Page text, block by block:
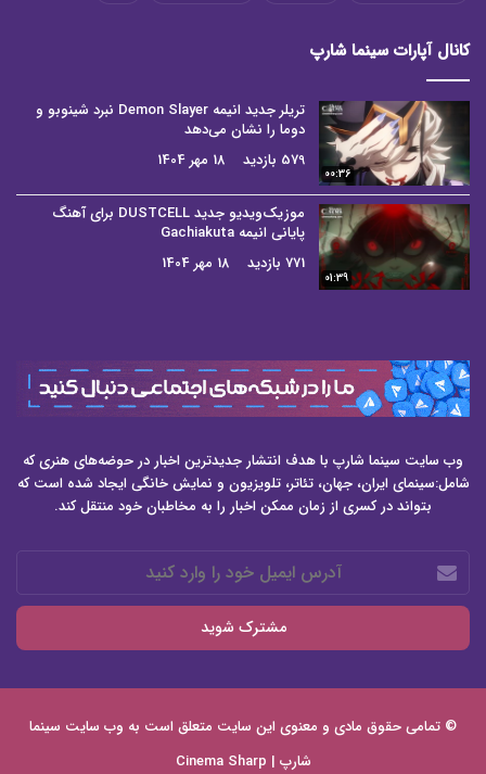
کانال آپارات سینما شارپ
00:36
تریلر جدید انیمه Demon Slayer نبرد شینوبو و
دوما را نشان می‌دهد
579 بازدید
18 مهر 1404
01:39
موزیک‌ویدیو جدید DUSTCELL برای آهنگ
پایانی انیمه Gachiakuta
771 بازدید
18 مهر 1404
وب سایت سینما شارپ با هدف انتشار جدیدترین اخبار در حوضه‌های هنری که
شامل:سینمای ایران، جهان، تئاتر، تلویزیون و نمایش خانگی ایجاد شده است که
بتواند در کسری از زمان ممکن اخبار را به مخاطبان خود منتقل کند.
آدرس
ایمیل
خود
وارد
© تمامی حقوق مادی و معنوی این سایت متعلق است به وب سایت سینما
شارپ | Cinema Sharp